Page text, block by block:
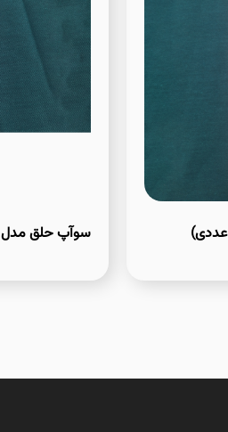
سوآپ حلق مدل 242 (در لوله)